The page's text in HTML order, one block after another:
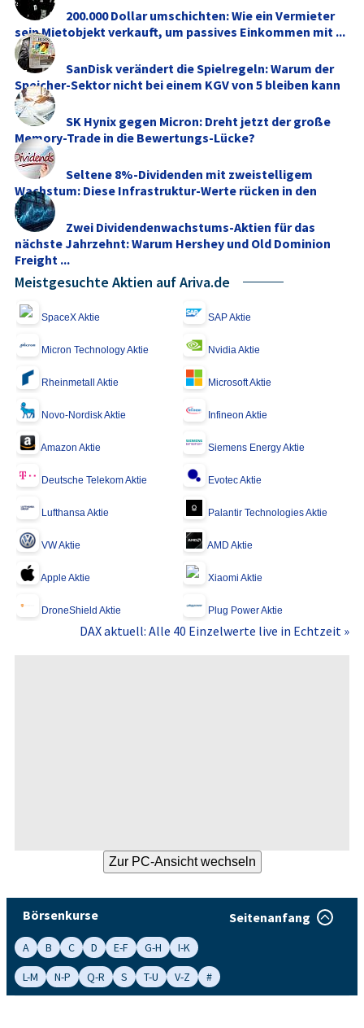
200.000 Dollar umschichten: Wie ein Vermieter
sein Mietobjekt verkauft, um passives Einkommen mit ...
SanDisk verändert die Spielregeln: Warum der
Speicher-Sektor nicht bei einem KGV von 5 bleiben kann
SK Hynix gegen Micron: Dreht jetzt der große
Memory‑Trade in die Bewertungs-Lücke?
Seltene 8%-Dividenden mit zweistelligem
Wachstum: Diese Infrastruktur-Werte rücken in den
Fokus
Zwei Dividendenwachstums-Aktien für das
nächste Jahrzehnt: Warum Hershey und Old Dominion
Freight ...
Meistgesuchte Aktien auf Ariva.de
SpaceX Aktie SAP Aktie
Micron Technology Aktie Nvidia Aktie
Rheinmetall Aktie Microsoft Aktie
Novo-Nordisk Aktie Infineon Aktie
Amazon Aktie Siemens Energy Aktie
Deutsche Telekom Aktie Evotec Aktie
Lufthansa Aktie Palantir Technologies Aktie
VW Aktie AMD Aktie
Apple Aktie Xiaomi Aktie
DroneShield Aktie Plug Power Aktie
DAX aktuell: Alle 40 Einzelwerte live in Echtzeit »
Börsenkurse Seitenanfang
A B C D E-F G-H
I-K
L-M
N-P Q-R S T-U V-Z #